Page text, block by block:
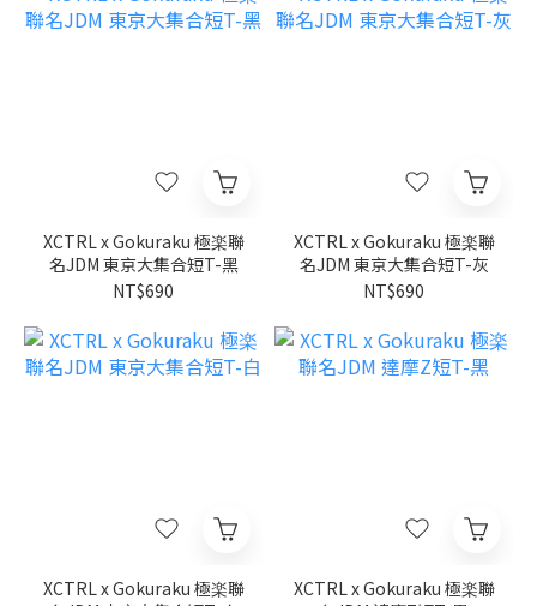
XCTRL x Gokuraku 極楽聯
名JDM 東京大集合短T-黑
NT$690
XCTRL x Gokuraku 極楽聯
名JDM 東京大集合短T-灰
NT$690
XCTRL x Gokuraku 極楽聯
XCTRL x Gokuraku 極楽聯